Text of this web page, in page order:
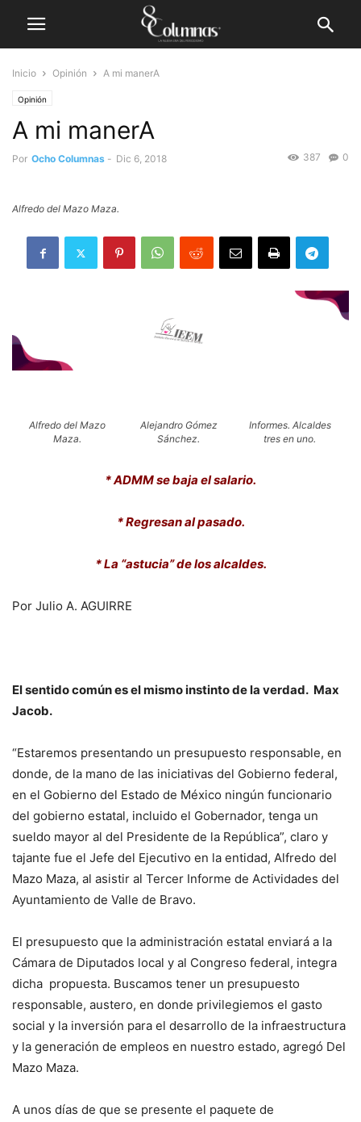
Inicio Opinión A mi manerA
Opinión
A mi manerA
Por Ocho Columnas - Dic 6, 2018 0
387
Alfredo del Mazo Maza.
Alfredo del Mazo
Maza.
Alejandro Gómez
Sánchez.
Informes. Alcaldes
tres en uno.
* ADMM se baja el salario.
* Regresan al pasado.
* La “astucia” de los alcaldes.
Por Julio A. AGUIRRE
El sentido común es el mismo instinto de la verdad. Max
Jacob.
“Estaremos presentando un presupuesto responsable, en
donde, de la mano de las iniciativas del Gobierno federal,
en el Gobierno del Estado de México ningún funcionario
del gobierno estatal, incluido el Gobernador, tenga un
sueldo mayor al del Presidente de la República”, claro y
tajante fue el Jefe del Ejecutivo en la entidad, Alfredo del
Mazo Maza, al asistir al Tercer Informe de Actividades del
Ayuntamiento de Valle de Bravo.
El presupuesto que la administración estatal enviará a la
Cámara de Diputados local y al Congreso federal, integra
dicha propuesta. Buscamos tener un presupuesto
responsable, austero, en donde privilegiemos el gasto
social y la inversión para el desarrollo de la infraestructura
y la generación de empleos en nuestro estado, agregó Del
Mazo Maza.
A unos días de que se presente el paquete de